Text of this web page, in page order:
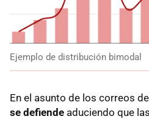
Ejemplo de distribución bimodal
En el asunto de los correos
se defiende aduciendo que